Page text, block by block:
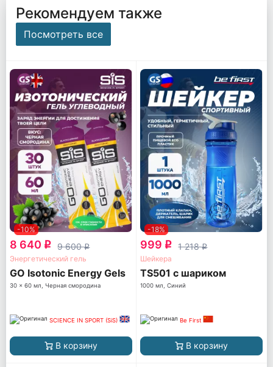
Рекомендуем также
Посмотреть все
-10%
8 640 q 9 600q
Энергетический гель
GO Isotonic Energy Gels
30 x 60 мл, Черная смородина
SCIENCE IN SPORT (SiS)
В корзину
-18%
999 q 1 218q
Шейкера
TS501 с шариком
1000 мл, Синий
Be First
В корзину